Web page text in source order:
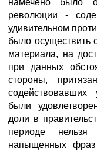
намечено было
революции -
удивительном
было осуществить
материала, на
при данных
стороны,
содействовавших
были
доли в
периоде
напыщенных фраз